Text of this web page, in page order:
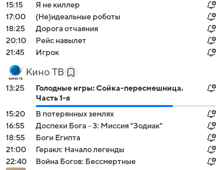
15:15
Я не киллер
17:00
(Не)идеальные роботы
18:25
Дорога отчаяния
20:10
Рейс навылет
21:45
Игрок
Кино ТВ
13:25
Голодные игры: Сойка-пересмешница.
Часть 1-я
15:20
В потерянных землях
16:55
Доспехи Бога - 3: Миссия "Зодиак"
18:55
Боги Египта
21:00
Геракл: Начало легенды
22:40
Война Богов: Бессмертные